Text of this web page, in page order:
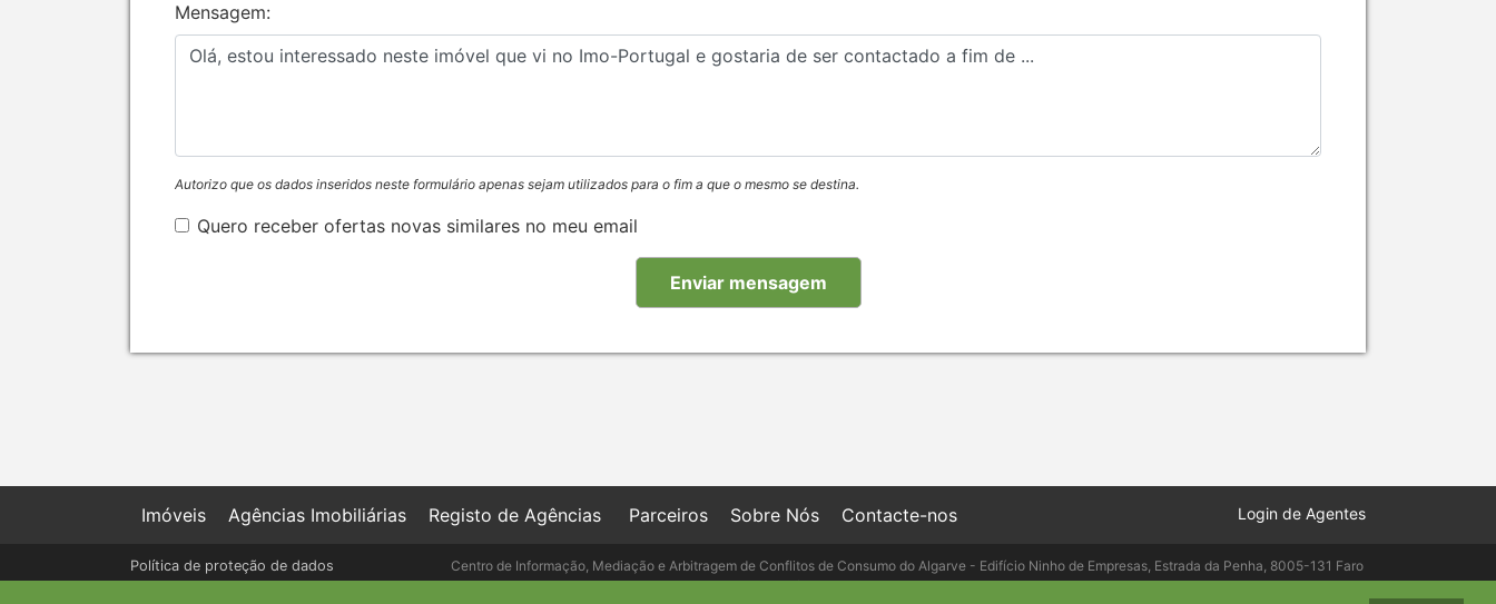
Mensagem:
Autorizo que os dados inseridos neste formulário apenas sejam utilizados para o fim a que o mesmo se destina.
Quero receber ofertas novas similares no meu email
Imóveis Agências Imobiliárias Registo de Agências Parceiros Sobre Nós Contacte-nos Login de Agentes
Política de proteção de dados
Centro de Informação, Mediação e Arbitragem de Conflitos de Consumo do Algarve - Edifício Ninho de Empresas, Estrada da Penha, 8005-131 Faro
- Telefone: 289 823 135 cimaal@mail.telepac.pt